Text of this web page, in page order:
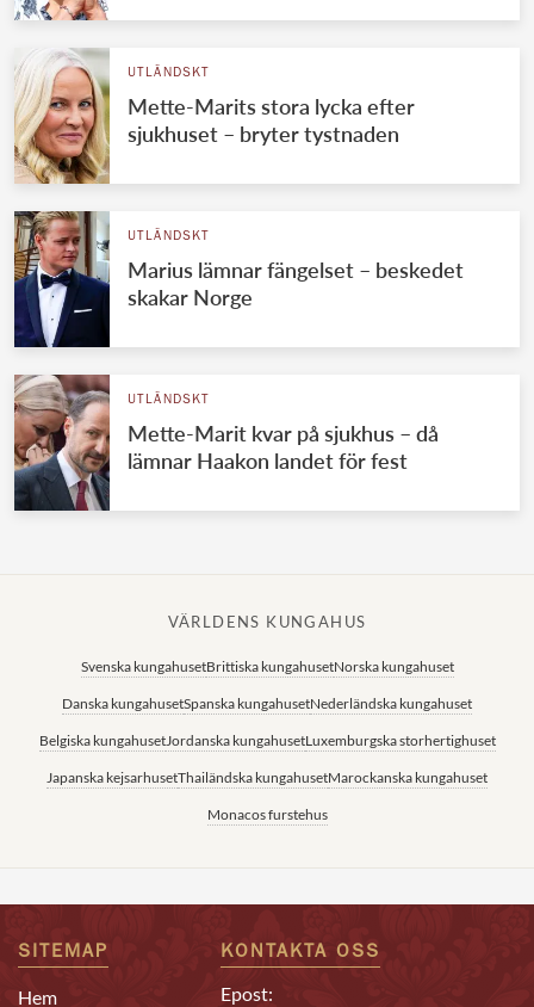
UTLÄNDSKT
Mette-Marits stora lycka efter
sjukhuset – bryter tystnaden
UTLÄNDSKT
Marius lämnar fängelset – beskedet
skakar Norge
UTLÄNDSKT
Mette-Marit kvar på sjukhus – då
lämnar Haakon landet för fest
VÄRLDENS KUNGAHUS
Svenska kungahusetBrittiska kungahusetNorska kungahuset
Danska kungahusetSpanska kungahusetNederländska kungahuset
Belgiska kungahusetJordanska kungahusetLuxemburgska storhertighuset
Japanska kejsarhusetThailändska kungahusetMarockanska kungahuset
Monacos furstehus
SITEMAP
Hem
KONTAKTA OSS
Epost: